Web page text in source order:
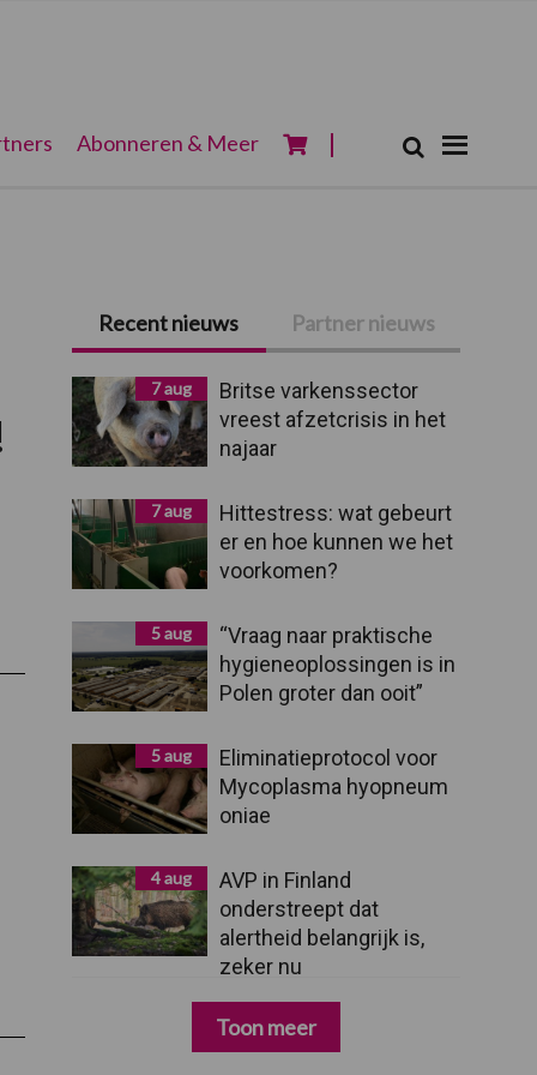
Abonneren & Meer Zoek
Primaire
Sidebar
Recent nieuws Partner nieuws
7 aug
Britse varkenssector
vreest afzetcrisis in het
najaar
7 aug
Hittestress: wat gebeurt
er en hoe kunnen we het
voorkomen?
5 aug
“Vraag naar praktische
hygieneoplossingen is in
Polen groter dan ooit”
5 aug
Eliminatieprotocol voor
Mycoplasma hyopneum
oniae
4 aug
AVP in Finland
onderstreept dat
alertheid belangrijk is,
zeker nu
Toon meer